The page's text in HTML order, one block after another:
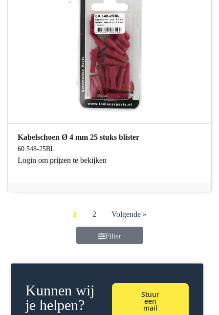
Kabelschoen Ø 4 mm 25 stuks blister
60.548-25BL
Login om prijzen te bekijken
1 2 Volgende »
Filter
Kunnen wij
je helpen?
Stuur
een
mail